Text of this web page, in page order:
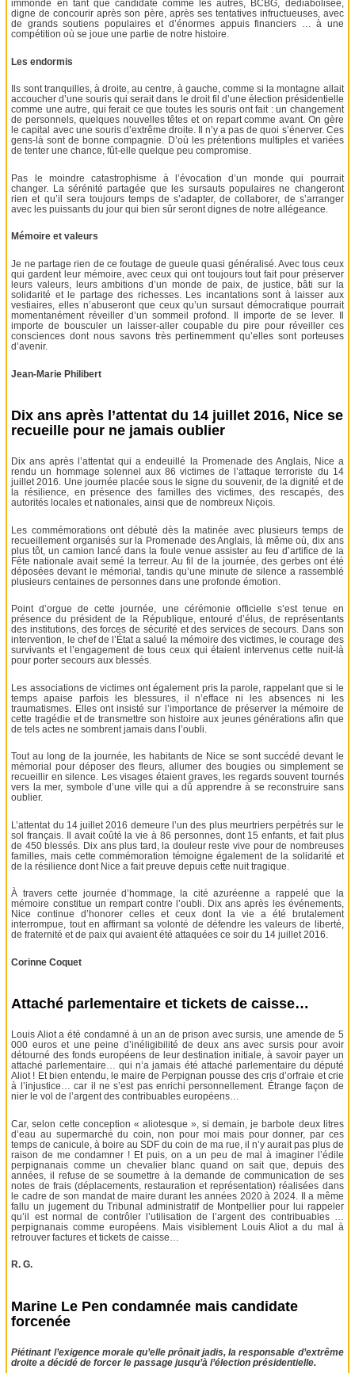
immonde en tant que candidate comme les autres, BCBG, dédiabolisée,
digne de concourir après son père, après ses tentatives infructueuses, avec
de grands soutiens populaires et d’énormes appuis financiers … à une
compétition où se joue une partie de notre histoire.
Les endormis
Ils sont tranquilles, à droite, au centre, à gauche, comme si la montagne allait
accoucher d’une souris qui serait dans le droit fil d’une élection présidentielle
comme une autre, qui ferait ce que toutes les souris ont fait : un changement
de personnels, quelques nouvelles têtes et on repart comme avant. On gère
le capital avec une souris d’extrême droite. Il n’y a pas de quoi s’énerver. Ces
gens-là sont de bonne compagnie. D’où les prétentions multiples et variées
de tenter une chance, fût-elle quelque peu compromise.
Pas le moindre catastrophisme à l’évocation d’un monde qui pourrait
changer. La sérénité partagée que les sursauts populaires ne changeront
rien et qu’il sera toujours temps de s’adapter, de collaborer, de s’arranger
avec les puissants du jour qui bien sûr seront dignes de notre allégeance.
Mémoire et valeurs
Je ne partage rien de ce foutage de gueule quasi généralisé. Avec tous ceux
qui gardent leur mémoire, avec ceux qui ont toujours tout fait pour préserver
leurs valeurs, leurs ambitions d’un monde de paix, de justice, bâti sur la
solidarité et le partage des richesses. Les incantations sont à laisser aux
vestiaires, elles n’abuseront que ceux qu’un sursaut démocratique pourrait
momentanément réveiller d’un sommeil profond. Il importe de se lever. Il
importe de bousculer un laisser-aller coupable du pire pour réveiller ces
consciences dont nous savons très pertinemment qu’elles sont porteuses
d’avenir.
Jean-Marie Philibert
Dix ans après l’attentat du 14 juillet 2016, Nice se
recueille pour ne jamais oublier
Dix ans après l’attentat qui a endeuillé la Promenade des Anglais, Nice a
rendu un hommage solennel aux 86 victimes de l’attaque terroriste du 14
juillet 2016. Une journée placée sous le signe du souvenir, de la dignité et de
la résilience, en présence des familles des victimes, des rescapés, des
autorités locales et nationales, ainsi que de nombreux Niçois.
Les commémorations ont débuté dès la matinée avec plusieurs temps de
recueillement organisés sur la Promenade des Anglais, là même où, dix ans
plus tôt, un camion lancé dans la foule venue assister au feu d’artifice de la
Fête nationale avait semé la terreur. Au fil de la journée, des gerbes ont été
déposées devant le mémorial, tandis qu’une minute de silence a rassemblé
plusieurs centaines de personnes dans une profonde émotion.
Point d’orgue de cette journée, une cérémonie officielle s’est tenue en
présence du président de la République, entouré d’élus, de représentants
des institutions, des forces de sécurité et des services de secours. Dans son
intervention, le chef de l’État a salué la mémoire des victimes, le courage des
survivants et l’engagement de tous ceux qui étaient intervenus cette nuit-là
pour porter secours aux blessés.
Les associations de victimes ont également pris la parole, rappelant que si le
temps apaise parfois les blessures, il n’efface ni les absences ni les
traumatismes. Elles ont insisté sur l’importance de préserver la mémoire de
cette tragédie et de transmettre son histoire aux jeunes générations afin que
de tels actes ne sombrent jamais dans l’oubli.
Tout au long de la journée, les habitants de Nice se sont succédé devant le
mémorial pour déposer des fleurs, allumer des bougies ou simplement se
recueillir en silence. Les visages étaient graves, les regards souvent tournés
vers la mer, symbole d’une ville qui a dû apprendre à se reconstruire sans
oublier.
L’attentat du 14 juillet 2016 demeure l’un des plus meurtriers perpétrés sur le
sol français. Il avait coûté la vie à 86 personnes, dont 15 enfants, et fait plus
de 450 blessés. Dix ans plus tard, la douleur reste vive pour de nombreuses
familles, mais cette commémoration témoigne également de la solidarité et
de la résilience dont Nice a fait preuve depuis cette nuit tragique.
À travers cette journée d’hommage, la cité azuréenne a rappelé que la
mémoire constitue un rempart contre l’oubli. Dix ans après les événements,
Nice continue d’honorer celles et ceux dont la vie a été brutalement
interrompue, tout en affirmant sa volonté de défendre les valeurs de liberté,
de fraternité et de paix qui avaient été attaquées ce soir du 14 juillet 2016.
Corinne Coquet
Attaché parlementaire et tickets de caisse…
Louis Aliot a été condamné à un an de prison avec sursis, une amende de 5
000 euros et une peine d’inéligibilité de deux ans avec sursis pour avoir
détourné des fonds européens de leur destination initiale, à savoir payer un
attaché parlementaire… qui n’a jamais été attaché parlementaire du député
Aliot ! Et bien entendu, le maire de Perpignan pousse des cris d’orfraie et crie
à l’injustice… car il ne s’est pas enrichi personnellement. Étrange façon de
nier le vol de l’argent des contribuables européens…
Car, selon cette conception « aliotesque », si demain, je barbote deux litres
d’eau au supermarché du coin, non pour moi mais pour donner, par ces
temps de canicule, à boire au SDF du coin de ma rue, il n’y aurait pas plus de
raison de me condamner ! Et puis, on a un peu de mal à imaginer l’édile
perpignanais comme un chevalier blanc quand on sait que, depuis des
années, il refuse de se soumettre à la demande de communication de ses
notes de frais (déplacements, restauration et représentation) réalisées dans
le cadre de son mandat de maire durant les années 2020 à 2024. Il a même
fallu un jugement du Tribunal administratif de Montpellier pour lui rappeler
qu’il est normal de contrôler l’utilisation de l’argent des contribuables …
perpignanais comme européens. Mais visiblement Louis Aliot a du mal à
retrouver factures et tickets de caisse…
R. G.
Marine Le Pen condamnée mais candidate
forcenée
Piétinant l’exigence morale qu’elle prônait jadis, la responsable d’extrême
droite a décidé de forcer le passage jusqu’à l’élection présidentielle.